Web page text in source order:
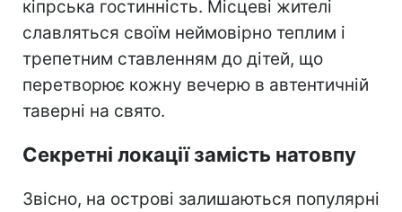
кіпрська гостинність. Місцеві жителі
славляться своїм неймовірно теплим і
трепетним ставленням до дітей, що
перетворює кожну вечерю в автентичній
таверні на свято.
Секретні локації замість натовпу
Звісно, на острові залишаються популярні